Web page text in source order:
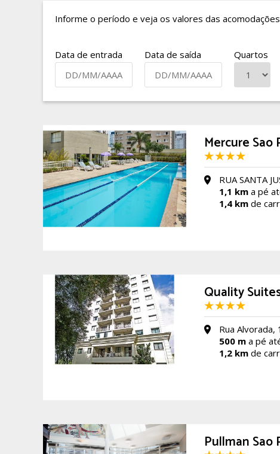
Informe o período e veja os valores das
Data de entrada Data de saída Quartos
Mercure Sao
RUA SANTA
1,1 km a pé
1,4 km de
Quality
Rua Alvorada,
500 m a pé
1,2 km de
Pullman Sao